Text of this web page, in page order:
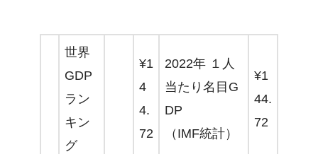
世界
GDP
ラン
キン
グ
¥1
4
4.
72
2022年 １人
当たり名目G
DP
（IMF統計）
¥1
44.
72